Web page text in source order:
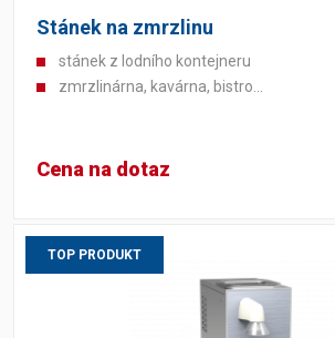
Stánek na zmrzlinu
stánek z lodního kontejneru
zmrzlinárna, kavárna, bistro...
Cena na dotaz
TOP PRODUKT